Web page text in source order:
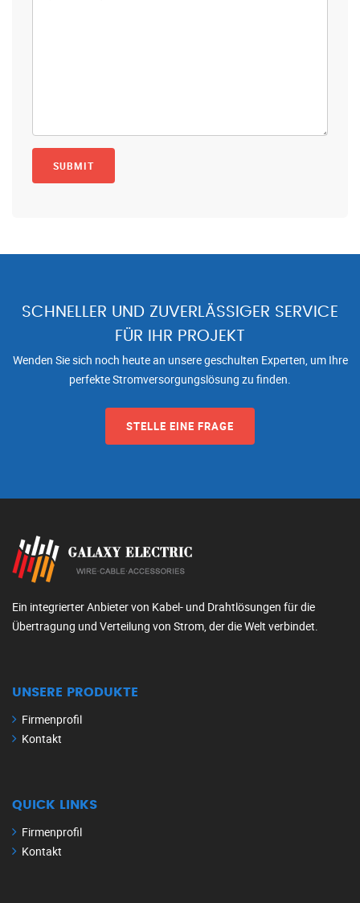
SCHNELLER UND ZUVERLÄSSIGER SERVICE
FÜR IHR PROJEKT
Wenden Sie sich noch heute an unsere geschulten Experten, um Ihre
perfekte Stromversorgungslösung zu finden.
STELLE EINE FRAGE
Ein integrierter Anbieter von Kabel- und Drahtlösungen für die
Übertragung und Verteilung von Strom, der die Welt verbindet.
UNSERE PRODUKTE
Firmenprofil
Kontakt
QUICK LINKS
Firmenprofil
Kontakt